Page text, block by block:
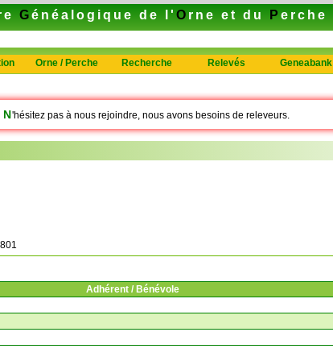
Généalogique de l' O rne et du P erche
Orne / Perche Recherche Relevés
Geneabank
N'hésitez pas à nous rejoindre, nous avons besoins de releveurs.
Adhérent / Bénévole